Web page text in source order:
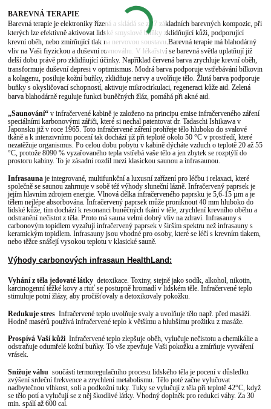
BAREVNÁ TERAPIE
Barevná terapie je elektroniky řízená a skládá se ze 7 základních barevných kompozic, při
kterých lze efektivně aktivovat lidské smyslové buňky zklidňující kůži, podporující
krevní oběh, nebo zmírňující tlak na nervovou soustavu.Barevná terapie má blahodárný
vliv na Vaši fiyzickou a duševní rovnováhu. V lékařství se barevná světla uplatňují již
delší dobu právě pro zklidňující účinky. Například červená barva zrychluje krevní oběh,
transformuje duševní depresi v optimismus. Modrá barva podporuje vstřebávání bílkovin
a kolagenu, posiluje kožní buňky, zklidňuje nervy a uvolňuje tělo. Žlutá barva podporuje
buňky s okysličovací schopností, aktivuje mikrocirkulaci, regeneraci kůže atd. Zelená
barva blahodárně reguluje funkci buněčných žláz, pomáhá při akné atd.
„Saunování“ v infračervené kabině je založeno na principu emise infračerveného záření
speciálními karbonovými zářiči, které si nechal patentovat dr. Tadaschi Ishikawa v
Japonsku již v roce 1965. Toto infračervené záření prohřeje tělo hluboko do svalové
tkáně a k intenzivnímu pocení tak dochází již při teplotě okolo 50 °C v prostředí, které
nezatěžuje organismus. Po celou dobu pobytu v kabině dýcháte vzduch o teplotě 20 až 55
°C, protože 8090 % vyzařovaného tepla vstřebá vaše tělo a jen zbytek se rozptýlí do
prostoru kabiny. To je zásadní rozdíl mezi klasickou saunou a infrasaunou.
Infrasaunaje integrované, multifunkční a luxusní zařízení pro léčbu i relaxaci, které
společně se saunou zahrnuje v sobě též výhody sluneční lázně. Infračervený paprsek je
jejím hlavním zdrojem energie. Vlnová délka infračerveného paprsku je 5,6-15 µm a je
tělem nejlépe absorbována. Infračervený paprsek může proniknout 40 mm hluboko do
lidské kůže, tím dochází k resonanci buněčných tkání v těle, zrychlení krevního oběhu a
odstranění nečistot z těla. Proto má sauna velmi dobrý vliv na zdraví. Infrasauny s
carbonovým topidlem vyzařují infračervený paprsek v širším spektru než infrasauny s
keramickým topidlem. Infrasauny jsou vhodné pro osoby, které se léčí s krevním tlakem,
nebo těžce snášejí vysokou teplotu v klasické sauně.
Výhody carbonových infrasaun HealthLand:
Vyhání z těla jedovaté látky detoxikace. Toxiny, stejně jako sodík, alkohol, nikotin,
karcinogenní těžké kovy a rtuť se postupně hromadí v lidském těle. Infračervené teplo
stimuluje potní žlázy, aby pročišťovaly a detoxikovaly pokožku.
Redukuje stres Infračervené teplo uvolňuje svaly a uvolňuje tělo např. před masáží.
Hodně masérů používá infračervené teplo k většímu a hlubšímu prožitku z masáže.
Prospívá Vaší kůži Infračervené teplo zlepšuje oběh, vylučuje nečistotu a chemikálie a
odstraňuje odumřelé kožní buňky. To vše zpevňuje Vaši pokožku a zmírňuje vytváření
vrásek.
Snižuje váhu součástí termoregulačního procesu lidského těla je pocení v důsledku
zvýšení srdeční frekvence a zrychlení metabolismu. Tělo poté začne vylučovat
nadbytečnou vlhkost, soli a podkožní tuky. Tuky se vylučují z těla při teplotě 42°C, když
se tělo potí a vylučují se z něj škodlivé látky. Vhodný doplněk pro redukci váhy. Za 30
min. spálí až 600 cal.